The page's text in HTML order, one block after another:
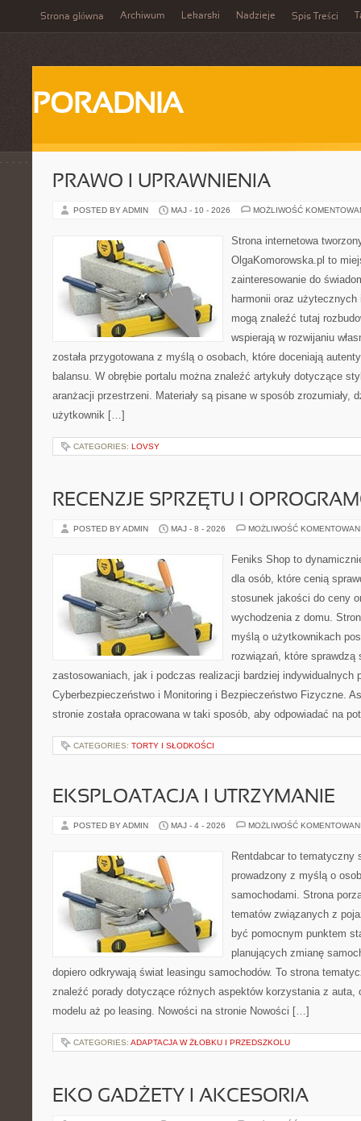
Strona główna Archiwum Lekarski Nadzieje Spis Treści
PORADNIA
PRAWO I UPRAWNIENIA
POSTED BY ADMIN MAJ - 10 - 2026 MOŻLIWOŚĆ
Strona internetowa
OlgaKomorowska.pl to
zainteresowanie do
harmonii oraz
mogą znaleźć tutaj
wspierają w rozwijaniu
została przygotowana z myślą o osobach, które doceniają
balansu. W obrębie portalu można znaleźć artykuły dotyczące
aranżacji przestrzeni. Materiały są pisane w sposób zrozumiały,
użytkownik […]
CATEGORIES: LOVSY
RECENZJE SPRZĘTU I
POSTED BY ADMIN MAJ - 8 - 2026 MOŻLIWOŚĆ
Feniks Shop to
dla osób, które cenią
stosunek jakości do ceny
wychodzenia z domu.
myślą o użytkownikach
rozwiązań, które sprawdzą
zastosowaniach, jak i podczas realizacji bardziej indywidualnych
Cyberbezpieczeństwo i Monitoring i Bezpieczeństwo Fizyczne.
stronie została opracowana w taki sposób, aby odpowiadać na
CATEGORIES: TORTY I SŁODKOŚCI
EKSPLOATACJA I UTRZYMANIE
POSTED BY ADMIN MAJ - 4 - 2026 MOŻLIWOŚĆ
Rentdabcar to tematyczny
prowadzony z myślą o
samochodami. Strona
tematów związanych z
być pomocnym punktem
planujących zmianę
dopiero odkrywają świat leasingu samochodów. To strona
znaleźć porady dotyczące różnych aspektów korzystania z auta,
modelu aż po leasing. Nowości na stronie Nowości […]
CATEGORIES: ADAPTACJA W ŻŁOBKU I PRZEDSZKOLU
EKO GADŻETY I AKCESORIA